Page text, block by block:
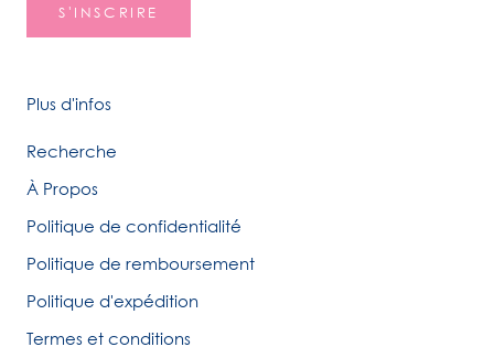
S'INSCRIRE
Plus d'infos
Recherche
À Propos
Politique de confidentialité
Politique de remboursement
Politique d'expédition
Termes et conditions